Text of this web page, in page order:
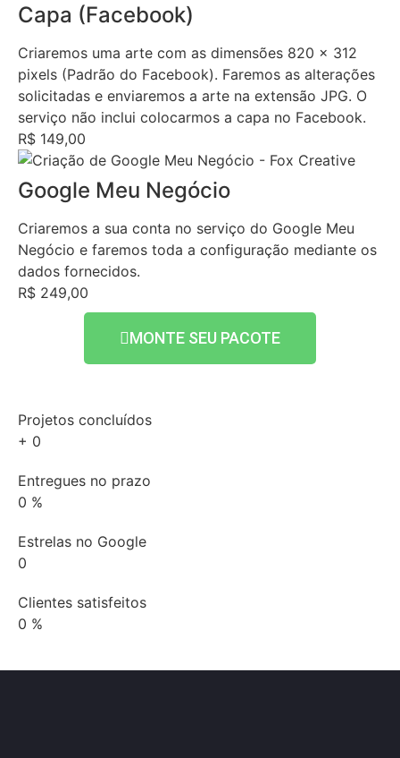
Capa (Facebook)
Criaremos uma arte com as dimensões 820 x 312
pixels (Padrão do Facebook). Faremos as alterações
solicitadas e enviaremos a arte na extensão JPG. O
serviço não inclui colocarmos a capa no Facebook.
R$ 149,00
Google Meu Negócio
Criaremos a sua conta no serviço do Google Meu
Negócio e faremos toda a configuração mediante os
dados fornecidos.
R$ 249,00
MONTE SEU PACOTE
Projetos concluídos
+ 0
Entregues no prazo
0 %
Estrelas no Google
0
Clientes satisfeitos
0 %